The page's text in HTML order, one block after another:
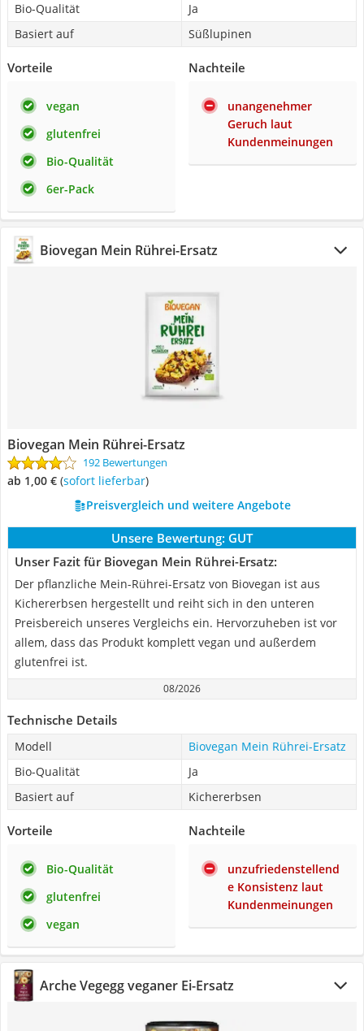
Bio-Qualität
Ja
Basiert auf
Süßlupinen
Vorteile
vegan
glutenfrei
Bio-Qualität
6er-Pack
Nachteile
unangenehmer
Geruch laut
Kundenmeinungen
Biovegan Mein Rührei-Ersatz
Biovegan Mein Rührei-Ersatz
192 Bewertungen
ab 1,00 € ( Sofort lieferbar)
Preisvergleich und weitere Angebote
Unsere Bewertung: GUT
Unser Fazit für Biovegan Mein Rührei-Ersatz:
Der pflanzliche Mein-Rührei-Ersatz von Biovegan ist aus
Kichererbsen hergestellt und reiht sich in den unteren
Preisbereich unseres Vergleichs ein. Hervorzuheben ist vor
allem, dass das Produkt komplett vegan und außerdem
glutenfrei ist.
08/2026
Technische Details
Modell
Biovegan Mein Rührei-Ersatz
Bio-Qualität
Ja
Basiert auf
Kichererbsen
Vorteile
Bio-Qualität
glutenfrei
vegan
Nachteile
unzufriedenstellend
e Konsistenz laut
Kundenmeinungen
Arche Vegegg veganer Ei-Ersatz